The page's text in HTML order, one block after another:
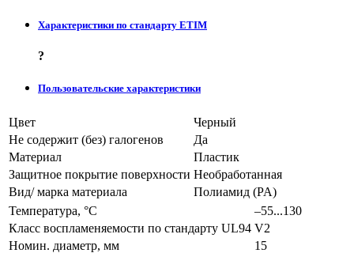
Характеристики по стандарту ETIM
?
Пользовательские характеристики
Цвет
Черный
Не содержит (без) галогенов
Да
Материал
Пластик
Защитное покрытие поверхности Необработанная
Вид/ марка материала
Полиамид (PA)
Температура, °C
–55...130
Класс воспламеняемости по стандарту UL94 V2
Номин. диаметр, мм
15